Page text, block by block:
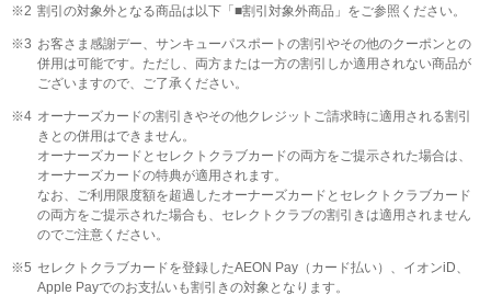
※2 割引の対象外となる商品は以下「■割引対象外商品」をご参照ください。
※3 お客さま感謝デー、サンキューパスポートの割引やその他のクーポンとの
併用は可能です。ただし、両方または一方の割引しか適用されない商品が
ございますので、ご了承ください。
※4 オーナーズカードの割引きやその他クレジットご請求時に適用される割引
きとの併用はできません。
オーナーズカードとセレクトクラブカードの両方をご提示された場合は、
オーナーズカードの特典が適用されます。
なお、ご利用限度額を超過したオーナーズカードとセレクトクラブカード
の両方をご提示された場合も、セレクトクラブの割引きは適用されません
のでご注意ください。
※5 セレクトクラブカードを登録したAEON Pay（カード払い）、イオンiD、
Apple Payでのお支払いも割引きの対象となります。